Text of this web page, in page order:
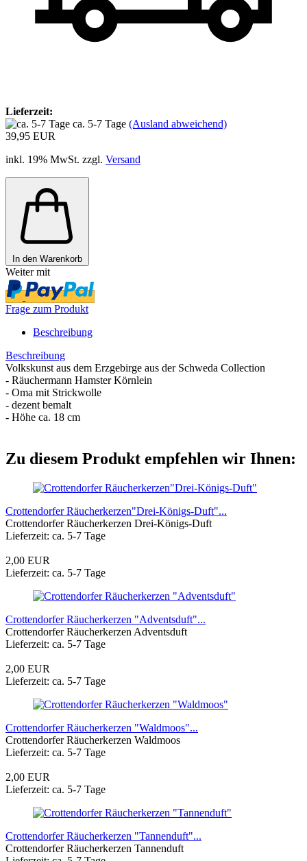
Lieferzeit:
ca. 5-7 Tage (Ausland abweichend)
39,95 EUR
inkl. 19% MwSt. zzgl. Versand
In den Warenkorb
Weiter mit
Frage zum Produkt
Beschreibung
Beschreibung
Volkskunst aus dem Erzgebirge aus der Schweda Collection
- Räuchermann Hamster Körnlein
- Oma mit Strickwolle
- dezent bemalt
- Höhe ca. 18 cm
Zu diesem Produkt empfehlen wir Ihnen:
Crottendorfer Räucherkerzen"Drei-Königs-Duft"...
Crottendorfer Räucherkerzen Drei-Königs-Duft
Lieferzeit: ca. 5-7 Tage
2,00 EUR
Lieferzeit: ca. 5-7 Tage
Crottendorfer Räucherkerzen "Adventsduft"...
Crottendorfer Räucherkerzen Adventsduft
Lieferzeit: ca. 5-7 Tage
2,00 EUR
Lieferzeit: ca. 5-7 Tage
Crottendorfer Räucherkerzen "Waldmoos"...
Crottendorfer Räucherkerzen Waldmoos
Lieferzeit: ca. 5-7 Tage
2,00 EUR
Lieferzeit: ca. 5-7 Tage
Crottendorfer Räucherkerzen "Tannenduft"...
Crottendorfer Räucherkerzen Tannenduft